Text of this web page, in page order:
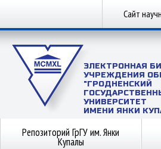
Сайт
ЭЛЕКТРОННАЯ
УЧРЕЖДЕНИЯ
"ГРОДНЕНСКИЙ
УНИВЕРСИТЕТ
ИМЕНИ ЯНКИ
Репозиторий ГрГУ им. Янки
Купалы